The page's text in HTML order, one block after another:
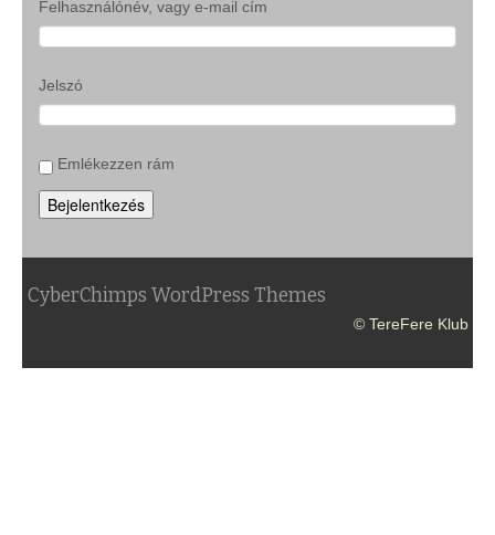
Felhasználónév, vagy e-mail cím
Jelszó
Emlékezzen rám
Bejelentkezés
CyberChimps WordPress Themes
© TereFere Klub